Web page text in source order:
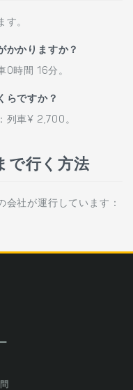
す。
かかりますか？
0時間 16分。
らですか？
列車¥ 2,700。
で行く方法
社が運行しています：